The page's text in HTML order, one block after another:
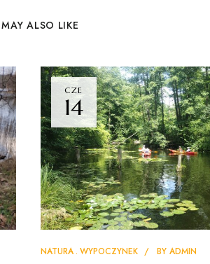
ALSO LIKE
CZE
14
NATURA WYPOCZYNEK BY ADMIN